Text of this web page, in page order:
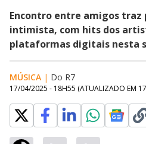
Encontro entre amigos traz
intimista, com hits dos
plataformas digitais nesta
MÚSICA | Do R7
17/04/2025 - 18H55 (ATUALIZADO EM